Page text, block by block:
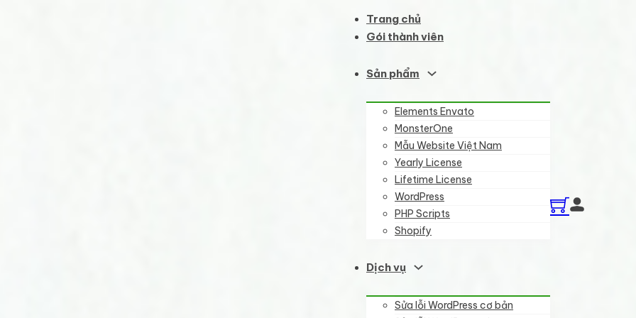
Trang chủ
Gói thành viên
Sản phẩm
Elements Envato
MonsterOne
Mẫu Website Việt Nam
Yearly License
Lifetime License
WordPress
PHP Scripts
Shopify
Dịch vụ
Sửa lỗi WordPress cơ bản